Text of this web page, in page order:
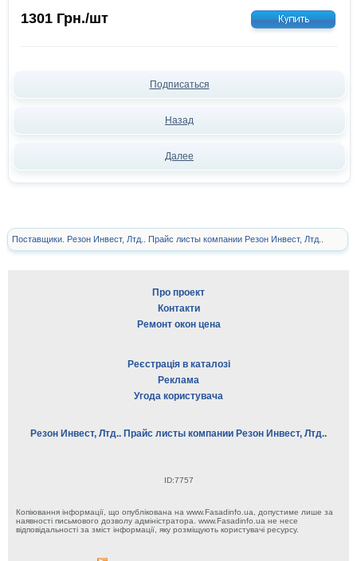
1301 Грн./шт
Подписаться
Назад
Далее
Поставщики. Резон Инвест, Лтд.. Прайс листы компании Резон Инвест, Лтд..
Про проект
Контакти
Ремонт окон цена
Реєстрація в каталозі
Реклама
Угода користувача
Резон Инвест, Лтд.. Прайс листы компании Резон Инвест, Лтд..
ID:7757
Копіювання інформації, що опублікована на www.Fasadinfo.ua, допустиме лише за
наявності письмового дозволу адміністратора. www.Fasadinfo.ua не несе
відповідальності за зміст інформації, яку розміщують користувачі ресурсу.